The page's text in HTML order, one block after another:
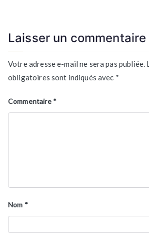
Laisser un commentaire
Votre adresse e-mail ne sera pas publiée.
obligatoires sont indiqués avec *
Commentaire *
Nom *